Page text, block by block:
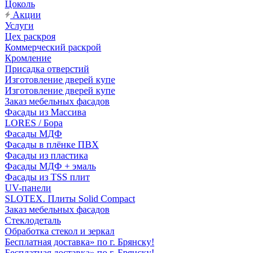
Цоколь
Акции
Услуги
Цех раскроя
Коммерческий раскрой
Кромление
Присадка отверстий
Изготовление дверей купе
Изготовление дверей купе
Заказ мебельных фасадов
Фасады из Массива
LORES / Бора
Фасады МДФ
Фасады в плёнке ПВХ
Фасады из пластика
Фасады МДФ + эмаль
Фасады из TSS плит
UV-панели
SLOTEX. Плиты Solid Compact
Заказ мебельных фасадов
Стеклодеталь
Обработка стекол и зеркал
Бесплатная доставка» по г. Брянску!